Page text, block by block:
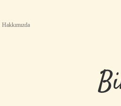
Hakkımızda